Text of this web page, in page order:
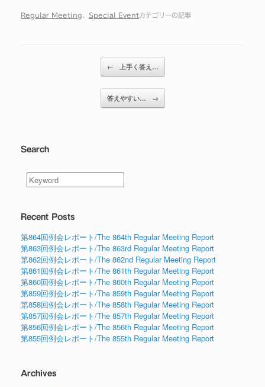
Regular Meeting Special Eventカテゴリーの記事
← 上手く答え…
答えやすい… →
Search
Recent Posts
第864回例会レポート/The 864th Regular Meeting Report
第863回例会レポート/The 863rd Regular Meeting Report
第862回例会レポート/The 862nd Regular Meeting Report
第861回例会レポート/The 861th Regular Meeting Report
第860回例会レポート/The 860th Regular Meeting Report
第859回例会レポート/The 859th Regular Meeting Report
第858回例会レポート/The 858th Regular Meeting Report
第857回例会レポート/The 857th Regular Meeting Report
第856回例会レポート/The 856th Regular Meeting Report
第855回例会レポート/The 855th Regular Meeting Report
Archives